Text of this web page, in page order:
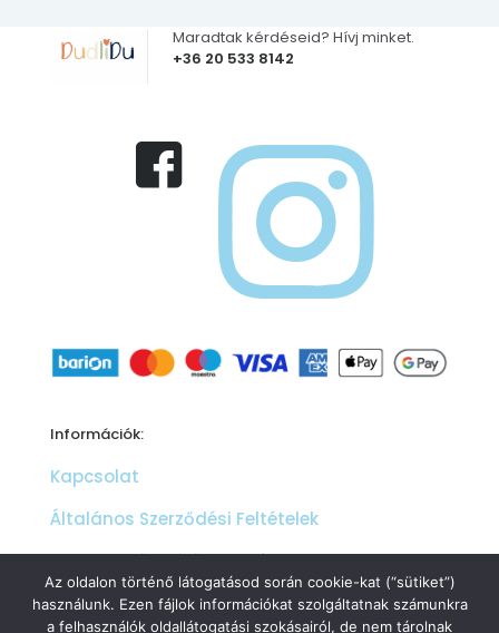
+36 20 533 8142
Maradtak kérdéseid? Hívj minket.
Információk:
Kapcsolat
Általános Szerződési Feltételek
Adatkezelési tájékoztató
Cookie szabályzat és beállítások
Az oldalon történő látogatásod során cookie-kat (“sütiket”)
használunk. Ezen fájlok információkat szolgáltatnak számunkra
a felhasználók oldallátogatási szokásairól, de nem tárolnak